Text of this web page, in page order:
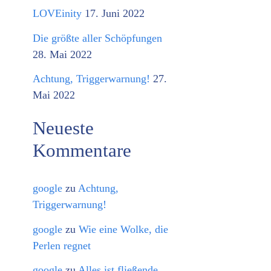
LOVEinity 17. Juni 2022
Die größte aller Schöpfungen
28. Mai 2022
Achtung, Triggerwarnung! 27.
Mai 2022
Neueste
Kommentare
google zu Achtung,
Triggerwarnung!
google zu Wie eine Wolke, die
Perlen regnet
i
n